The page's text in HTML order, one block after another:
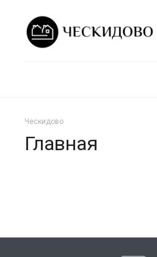
Ческидово
Главная